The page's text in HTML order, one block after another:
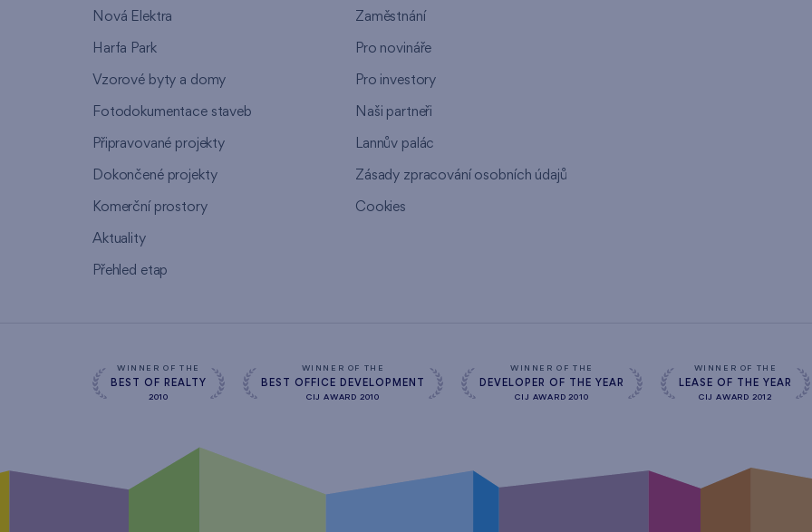
Nová Elektra
Harfa Park
Vzorové byty a domy
Fotodokumentace staveb
Připravované projekty
Dokončené projekty
Komerční prostory
Aktuality
Přehled etap
Zaměstnání
Pro novináře
Pro investory
Naši partneři
Lannův palác
Zásady zpracování osobních údajů
Cookies
WINNER OF THE
BEST OF REALTY
2010
WINNER OF THE
BEST OFFICE DEVELOPMENT
CIJ AWARD 2010
WINNER OF THE
DEVELOPER OF THE YEAR
CIJ AWARD 2010
WINNER OF THE
LEASE OF THE YEAR
CIJ AWARD 2012